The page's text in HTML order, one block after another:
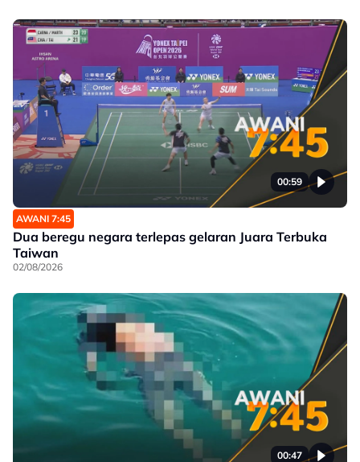
00:59
AWANI 7:45
Dua beregu negara terlepas gelaran Juara Terbuka
Taiwan
02/08/2026
00:47